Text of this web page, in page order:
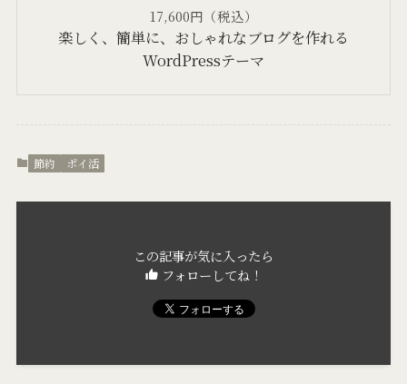
17,600円（税込）
楽しく、簡単に、おしゃれなブログを作れる
WordPressテーマ
節約 ポイ活
この記事が気に入ったら
フォローしてね！